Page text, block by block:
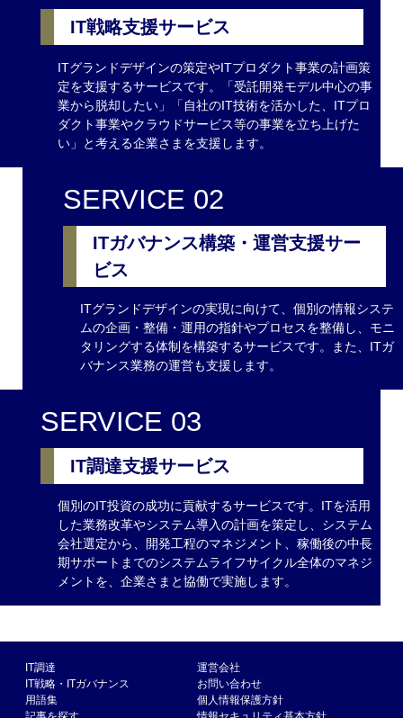
IT戦略支援サービス
ITグランドデザインの策定やITプロダクト事業の計画策
定を支援するサービスです。「受託開発モデル中心の事
業から脱却したい」「自社のIT技術を活かした、ITプロ
ダクト事業やクラウドサービス等の事業を立ち上げた
い」と考える企業さまを支援します。
SERVICE 02
ITガバナンス構築・運営支援サー
ビス
ITグランドデザインの実現に向けて、個別の情報システ
ムの企画・整備・運用の指針やプロセスを整備し、モニ
タリングする体制を構築するサービスです。また、ITガ
バナンス業務の運営も支援します。
SERVICE 03
IT調達支援サービス
個別のIT投資の成功に貢献するサービスです。ITを活用
した業務改革やシステム導入の計画を策定し、システム
会社選定から、開発工程のマネジメント、稼働後の中長
期サポートまでのシステムライフサイクル全体のマネジ
メントを、企業さまと協働で実施します。
IT調達
IT戦略・ITガバナンス
用語集
運営会社
お問い合わせ
個人情報保護方針